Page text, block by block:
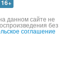
16+
данном сайте не
без